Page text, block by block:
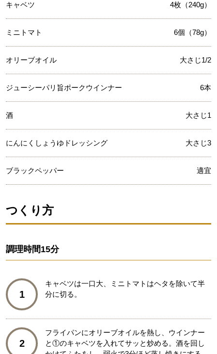
キャベツ 4枚（240g）
ミニトマト 6個（78g）
オリーブオイル 大さじ1/2
ジューシーパリ旨ポークウインナー 6本
酒 大さじ1
にんにくしょうゆドレッシング 大さじ3
ブラックペッパー 適宜
つくり方
調理時間15分
1
キャベツは一口大、ミニトマトはヘタを除いて半
分に切る。
2
フライパンにオリーブオイルを熱し、ウインナー
と①のキャベツを入れてサッと炒める。酒を回し